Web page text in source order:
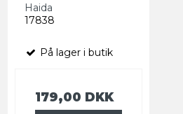
Haida
17838
På lager i butik
179,00 DKK